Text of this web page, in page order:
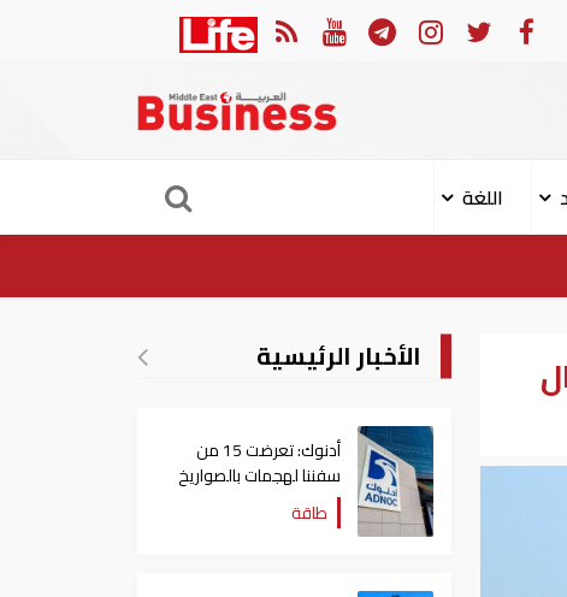
العربي والجامعة العربية يدينون الهجوم الحوثي على نجران بالسعودية
اللغة
الأخبار الرئيسية
أدنوك: تعرضت 15 من
سفننا لهجمات بالصواريخ
والطائرات المسيّرة منذ
بداية النزاع
طاقة